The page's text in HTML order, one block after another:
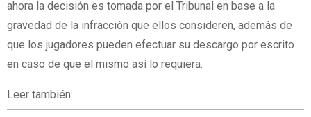
ahora la decisión es tomada por el Tribunal en base a la
gravedad de la infracción que ellos consideren, además de
que los jugadores pueden efectuar su descargo por escrito
en caso de que el mismo así lo requiera.
Leer también: